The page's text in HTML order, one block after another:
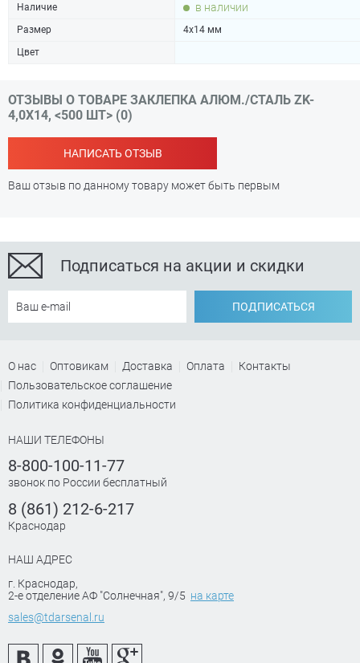
Наличие в наличии
Размер
4х14 мм
Цвет
ОТЗЫВЫ О ТОВАРЕ ЗАКЛЕПКА АЛЮМ./СТАЛЬ ZK-
4,0Х14, <500 ШТ> (0)
НАПИСАТЬ ОТЗЫВ
Ваш отзыв по данному товару может быть первым
Подписаться на акции и скидки
ПОДПИСАТЬСЯ
О нас Оптовикам Доставка Оплата
Контакты
Пользовательское соглашение
Политика конфиденциальности
НАШИ ТЕЛЕФОНЫ
8-800-100-11-77
звонок по России бесплатный
8 (861) 212-6-217
Краснодар
НАШ АДРЕС
г. Краснодар,
2-е отделение АФ "Солнечная", 9/5 на карте
sales@tdarsenal.ru